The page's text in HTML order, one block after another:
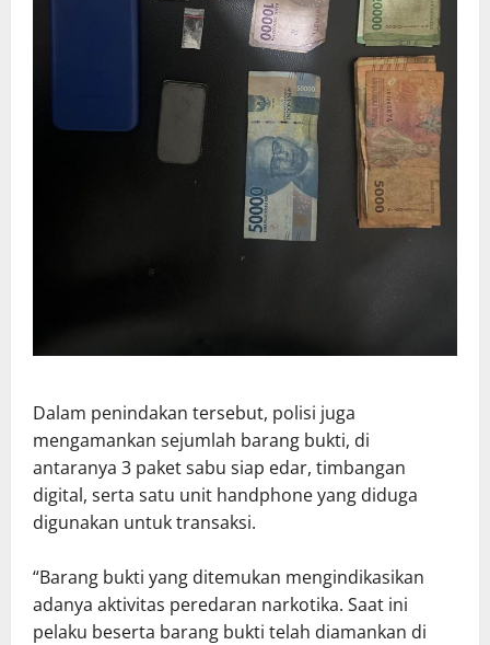
Dalam penindakan tersebut, polisi juga
mengamankan sejumlah barang bukti, di
antaranya 3 paket sabu siap edar, timbangan
digital, serta satu unit handphone yang diduga
digunakan untuk transaksi.
“Barang bukti yang ditemukan mengindikasikan
adanya aktivitas peredaran narkotika. Saat ini
pelaku beserta barang bukti telah diamankan di